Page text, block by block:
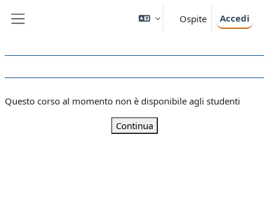
Ospite Accedi
Questo corso al momento non è disponibile agli studenti
Continua